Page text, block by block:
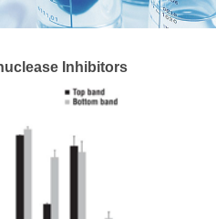
Inhibitors